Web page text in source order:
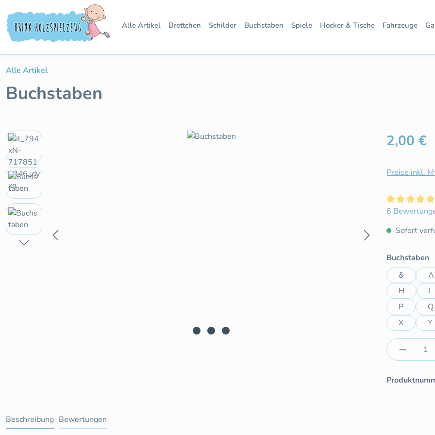
Hauptinhalt springen
Zur Suche springen
Zur Hauptnavigation springen
Alle Artikel Brettchen Schilder Buchstaben Spiele Hocker & Tische Fahrzeuge
Alle Artikel
Buchstaben
Bildergalerie überspringen Regulärer
2,00 €
Preise inkl.
6
Sofort
Buchstaben
&
A
H
I
P
Q
X
Y
Produkt
Beschreibung Bewertungen